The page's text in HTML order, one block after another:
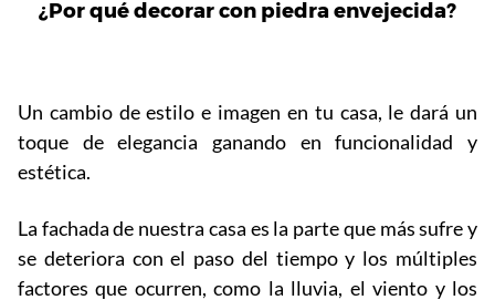
¿Por qué decorar con piedra envejecida?
Un cambio de estilo e imagen en tu casa, le dará un
toque de elegancia ganando en funcionalidad y
estética.
La fachada de nuestra casa es la parte que más sufre y
se deteriora con el paso del tiempo y los múltiples
factores que ocurren, como la lluvia, el viento y los